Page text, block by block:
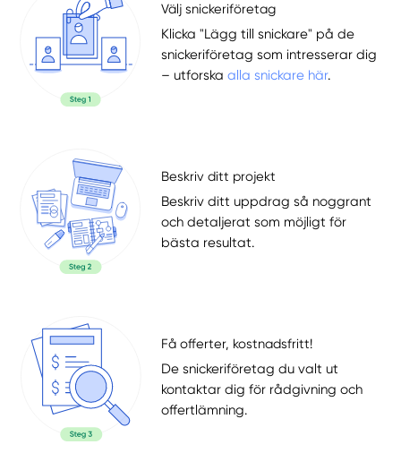
Välj snickeriföretag
Klicka "Lägg till snickare" på de
snickeriföretag som intresserar dig
– utforskaalla snickare här.
Beskriv ditt projekt
Beskriv ditt uppdrag så noggrant
och detaljerat som möjligt för
bästa resultat.
Få offerter, kostnadsfritt!
De snickeriföretag du valt ut
kontaktar dig för rådgivning och
offertlämning.